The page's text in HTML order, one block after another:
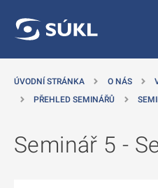
ÚVODNÍ STRÁNKA O NÁS
PŘEHLED SEMINÁŘŮ
Seminář 5 -